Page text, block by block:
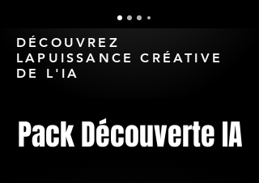
DÉCOUVREZ
LAPUISSANCE CRÉATIVE
DE L'IA
Pack Découverte IA